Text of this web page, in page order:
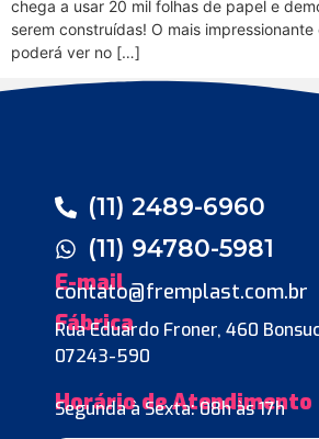
chega a usar 20 mil folhas de papel e
serem construídas! O mais
poderá ver no […]
(11) 2489-6960
(11) 94780-5981
E-mail
contato@fremplast.com.br
Fábrica
Rua Eduardo Froner, 460
07243-590
Horário de Atendimento
Segunda à Sexta: 08h às 17h